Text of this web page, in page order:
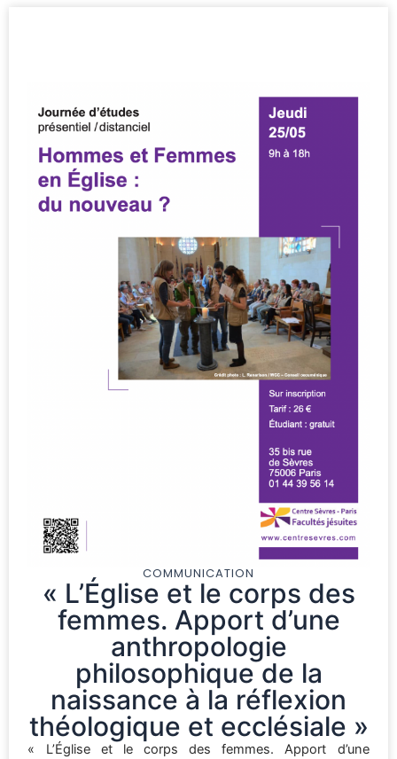
COMMUNICATION
« L’Église et le corps des
femmes. Apport d’une
anthropologie
philosophique de la
naissance à la réflexion
théologique et ecclésiale »
« L’Église et le corps des femmes. Apport d’une